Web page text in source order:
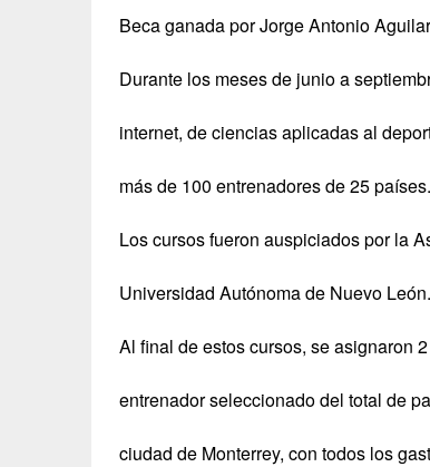
Beca ganada por Jorge Antonio
Durante los meses de junio a
internet, de ciencias aplicadas al
más de 100 entrenadores de 25 países.
Los cursos fueron auspiciados por la
Universidad Autónoma de Nuevo León.
Al final de estos cursos, se asignaron
entrenador seleccionado del total de
ciudad de Monterrey, con todos los